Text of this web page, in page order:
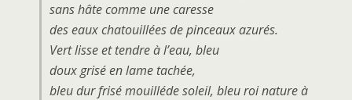
sans hâte comme une caresse
des eaux chatouillées de pinceaux azurés.
Vert lisse et tendre à l’eau, bleu
doux grisé en lame tachée,
bleu dur frisé mouilléde soleil, bleu roi nature à